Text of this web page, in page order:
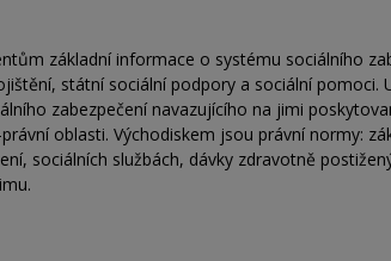
základní informace o systému sociálního
státní sociální podpory a sociální pomoci.
zabezpečení navazujícího na jimi
oblasti. Východiskem jsou právní normy:
sociálních službách, dávky zdravotně